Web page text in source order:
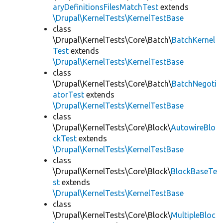
aryDefinitionsFilesMatchTest extends
\Drupal\KernelTests\KernelTestBase
class
\Drupal\KernelTests\Core\Batch\BatchKernel
Test extends
\Drupal\KernelTests\KernelTestBase
class
\Drupal\KernelTests\Core\Batch\BatchNegoti
atorTest extends
\Drupal\KernelTests\KernelTestBase
class
\Drupal\KernelTests\Core\Block\AutowireBlo
ckTest extends
\Drupal\KernelTests\KernelTestBase
class
\Drupal\KernelTests\Core\Block\BlockBaseTe
st extends
\Drupal\KernelTests\KernelTestBase
class
\Drupal\KernelTests\Core\Block\MultipleBloc